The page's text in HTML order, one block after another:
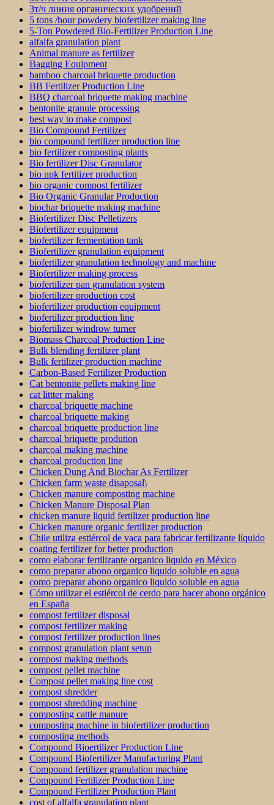
3т/ч линия органических удобрений
5 tons /hour powdery biofertilizer making line
5-Ton Powdered Bio-Fertilizer Production Line
alfalfa granulation plant
Animal manure as fertilizer
Bagging Equipment
bamboo charcoal briquette production
BB Fertilizer Production Line
BBQ charcoal briquette making machine
bentonite granule processing
best way to make compost
Bio Compound Fertilizer
bio compound fertilizer production line
bio fertilizer composting plants
Bio fertilizer Disc Granulator
bio npk fertilizer production
bio organic compost fertilizer
Bio Organic Granular Production
biochar briquette making machine
Biofertilizer Disc Pelletizers
Biofertilizer equipment
biofertilizer fermentation tank
Biofertilizer granulation equipment
biofertilizer granulation technology and machine
Biofertilizer making process
biofertilizer pan granulation system
biofertilizer production cost
biofertilizer production equipment
biofertilizer production line
biofertilizer windrow turner
Biomass Charcoal Production Line
Bulk blending fertilizer plant
Bulk fertilizer production machine
Carbon-Based Fertilizer Production
Cat bentonite pellets making line
cat littter making
charcoal briquette machine
charcoal briquette making
charcoal briquette production line
charcoal briquette prodution
charcoal making machine
charcoal production line
Chicken Dung And Biochar As Fertilizer
Chicken farm waste disaposal\
Chicken manure composting machine
Chicken Manure Disposal Plan
chicken manure liquid fertilizer production line
Chicken manure organic fertilizer production
Chile utiliza estiércol de vaca para fabricar fertilizante líquido
coating fertilizer for better production
como elaborar fertilizante organico liquido en México
como preparar abono organico liquido soluble en agua
como preparar abono organico liquido soluble en agua
Cómo utilizar el estiércol de cerdo para hacer abono orgánico
en España
compost fertilizer disposal
compost fertilizer making
compost fertilizer production lines
compost granulation plant setup
compost making methods
compost pellet machine
Compost pellet making line cost
compost shredder
compost shredding machine
composting cattle manure
composting machine in biofertilizer production
composting methods
Compound Bioertilizer Production Line
Compound Biofertilizer Manufacturing Plant
Compound fertilizer granulation machine
Compound Fertilizer Production Line
Compound Fertilizer Production Plant
cost of alfalfa granulation plant